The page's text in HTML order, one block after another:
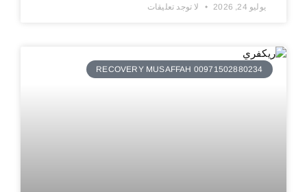
يوليو 24, 2026 لا توجد تعليقات
RECOVERY MUSAFFAH 00971502880234